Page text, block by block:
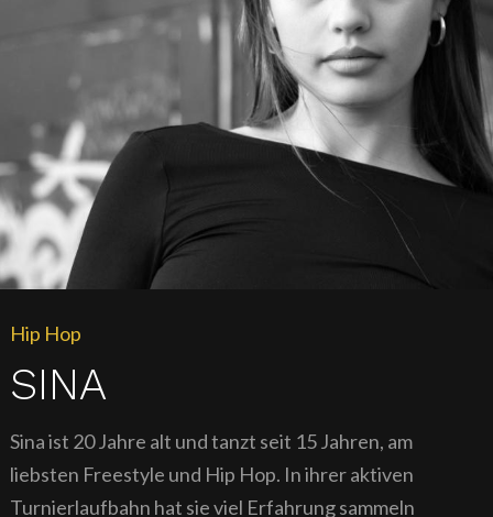
Hip Hop
SINA
Sina ist 20 Jahre alt und tanzt seit 15 Jahren, am
liebsten Freestyle und Hip Hop. In ihrer aktiven
Turnierlaufbahn hat sie viel Erfahrung sammeln